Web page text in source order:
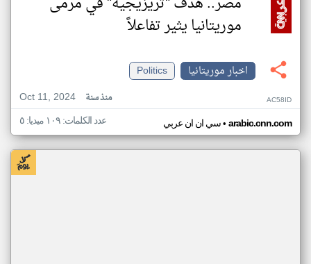
موريتانيا يثير تفاعلاً
اخبار موريتانيا
Politics
Oct 11, 2024
منذ سنة AC58ID
سي ان ان عربي• arabic.cnn.com عدد الكلمات: ١٠٩ ميديا: ٥